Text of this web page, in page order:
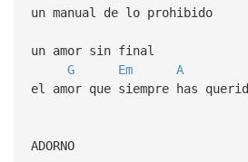
un manual de lo prohibido
un amor sin final
G
Em A
el amor que siempre has
ADORNO